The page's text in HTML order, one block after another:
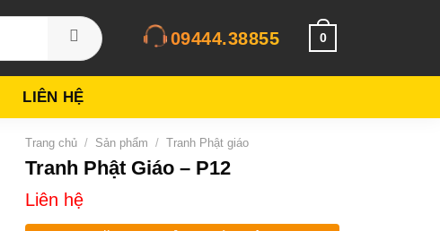
09444.38855 0
LIÊN HỆ
Trang chủ / Sản phẩm / Tranh Phật giáo
Tranh Phật Giáo – P12
Liên hệ